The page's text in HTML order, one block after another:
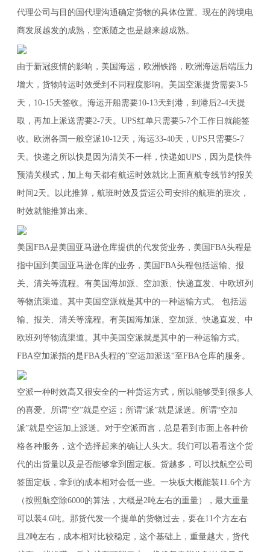
代理公司与目的国代理沟通确定货物的具体位置。现在的跨境电
商发展越发的成熟，空派随之也是越来越成熟。
由于新冠疫情的影响，美国海运，欧洲铁路，欧洲海运后端压力
增大，货物转运时效受到不同程度影响。美国空派提货需要3-5
天，10-15天签收。海运开船需要10-13天到港，到港后2-4天提
取，再加上派送需要2-7天。UPS红单只需要5-7个工作日就能签
收。欧洲各国一般空派10-12天，海运33-40天，UPS只需要5-7
天。快递之所以快是因为清关不一样，快递如UPS，因为是快件
预清关模式，加上每天都有航运时效就比上面直航专线节约报关
时间2天。以此推算，航班时效及货运公司安排的航班的班次，
时效就能推算出来。
美国FBA是美国亚马逊仓库提供的代发货业务，美国FBA头程是
指中国到美国亚马逊仓库的业务，美国FBA头程包括运输、报
关、清关等流程。有美国海加派、空加派、快递直发、中欧班列
等物流渠道。其中美国空派就是其中的一种运输方式。 包括运
输、报关、清关等流程。有美国海加派、空加派、快递直发、中
欧班列等物流渠道。其中美国空派就是其中的一种运输方式。
FBA空加派指的是FBA头程的”空运加派送“至FBA仓库的服务。
空派一种时效高又很安全的一种货运方式，所以能够受到很多人
的喜爱。所谓“空”就是空运；所谓“派”就是派送。所谓“空加
派”就是空运加上派送。对于空派而言，总是看到市面上各种价
格各种服务，这个选择起来的确让人头大。我们可以看看这个货
代的出货量以及是否能够拿到固定板。货越多，可以找航空公司
签固定板，拿到的成本相对会低一些。一块板大概能装11.6个方
（按照航空除6000的算法，大概是2吨左右的重量），最大重量
可以装4.6吨。那货代发一个提单的货物过去，要在11个方左右
且2吨左右，成本相对比较稳定，这个基础上，重量越大，货代